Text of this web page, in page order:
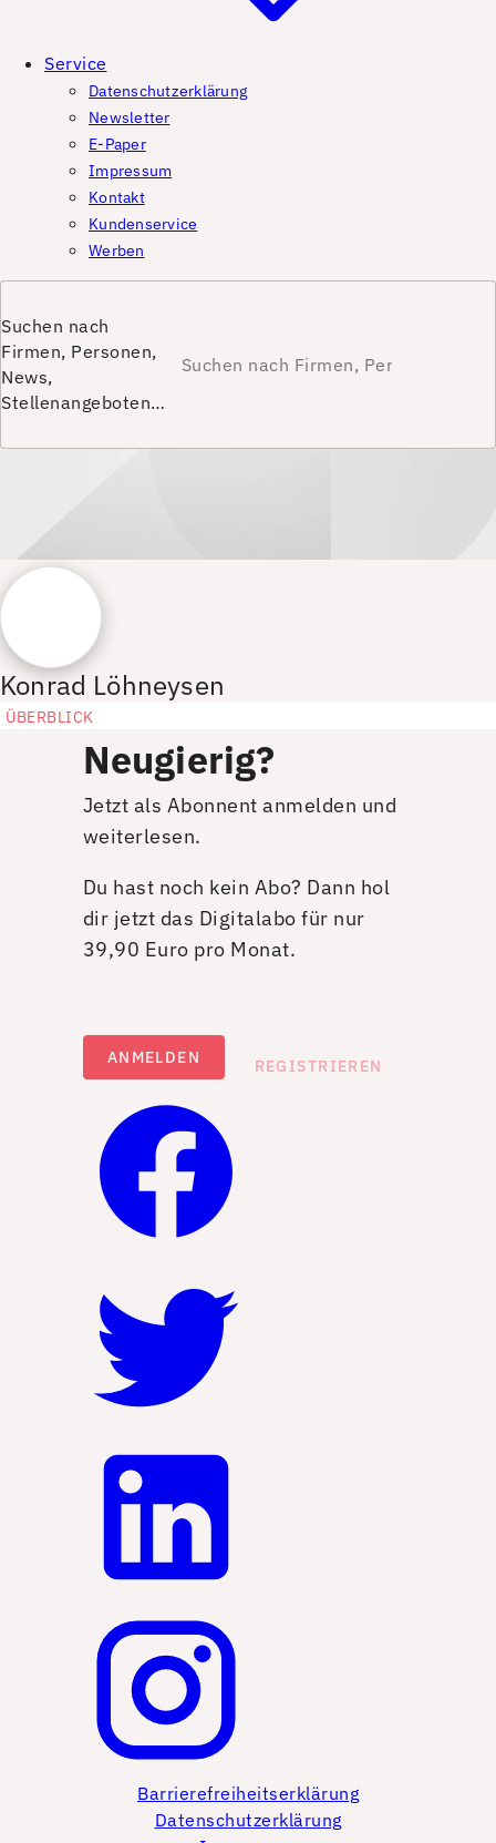
Service
Datenschutzerklärung
Newsletter
E-Paper
Impressum
Kontakt
Kundenservice
Werben
Suchen nach
Firmen, Personen,
News,
Stellenangeboten…
Konrad Löhneysen
ÜBERBLICK
Neugierig?
Jetzt als Abonnent anmelden und
weiterlesen.
Du hast noch kein Abo? Dann hol
dir jetzt das Digitalabo für nur
39,90 Euro pro Monat.
ANMELDEN REGISTRIEREN
Barrierefreiheitserklärung
Datenschutzerklärung